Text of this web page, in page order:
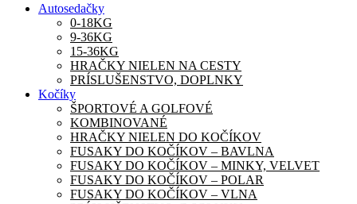
Autosedačky
0-18KG
9-36KG
15-36KG
HRAČKY NIELEN NA CESTY
PRÍSLUŠENSTVO, DOPLNKY
Kočíky
ŠPORTOVÉ A GOLFOVÉ
KOMBINOVANÉ
HRAČKY NIELEN DO KOČÍKOV
FUSAKY DO KOČÍKOV – BAVLNA
FUSAKY DO KOČÍKOV – MINKY, VELVET
FUSAKY DO KOČÍKOV – POLAR
FUSAKY DO KOČÍKOV – VLNA